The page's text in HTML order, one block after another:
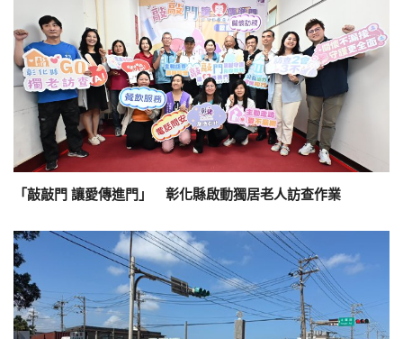
「敲敲門 讓愛傳進門」 彰化縣啟動獨居老人訪查作業